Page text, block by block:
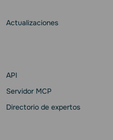
Actualizaciones
API
Servidor MCP
Directorio de expertos